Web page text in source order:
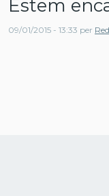
Estem
09/01/2015 - 13:33 per